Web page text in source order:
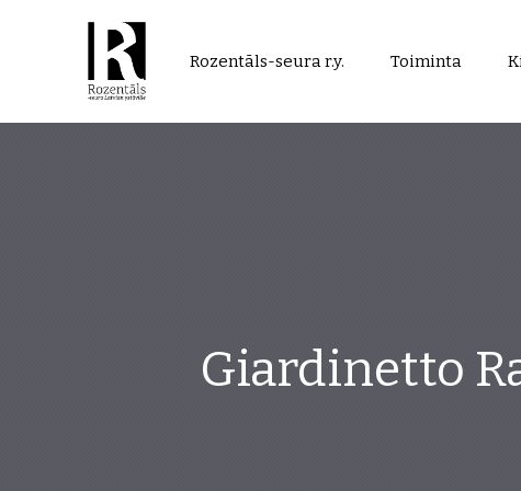
Rozentāls-
seura
Rozentāls-seura r.y. Toiminta
Giardinetto